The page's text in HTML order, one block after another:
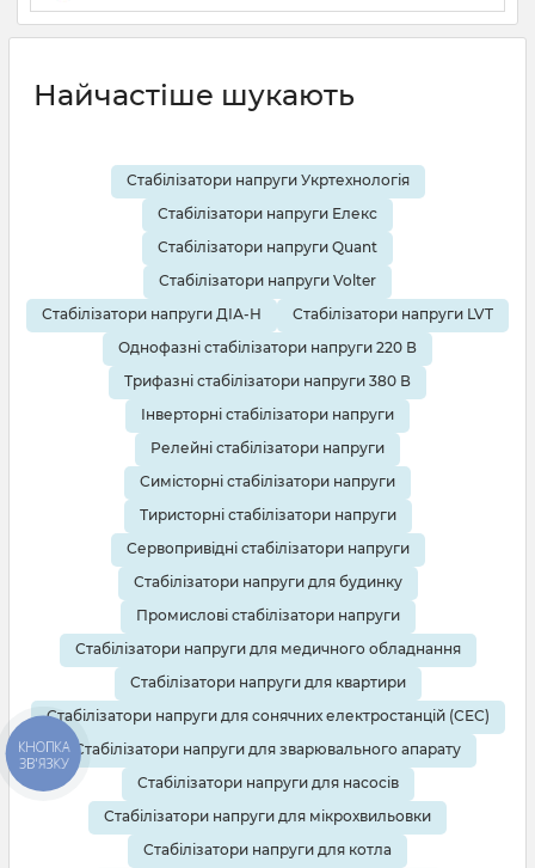
19 08 2025 0 10 хвилин
Найчастіше шукають
Стабілізатори напруги Укртехнологія
Стабілізатори напруги Елекс
Стабілізатори напруги Quant
Стабілізатори напруги Volter
Стабілізатори напруги ДІА-Н
Стабілізатори напруги LVT
Однофазні стабілізатори напруги 220 В
Трифазні стабілізатори напруги 380 В
Інверторні стабілізатори напруги
Релейні стабілізатори напруги
Симісторні стабілізатори напруги
Тиристорні стабілізатори напруги
Сервопривідні стабілізатори напруги
Стабілізатори напруги для будинку
Промислові стабілізатори напруги
Стабілізатори напруги для медичного обладнання
Стабілізатори напруги для квартири
Стабілізатори напруги для сонячних електростанцій (СЕС)
Стабілізатори напруги для зварювального апарату
Стабілізатори напруги для насосів
Стабілізатори напруги для мікрохвильовки
Стабілізатори напруги для котла
КНОПКА
ЗВ'ЯЗКУ